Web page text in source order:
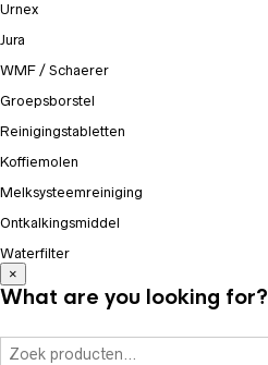
Urnex
Jura
WMF / Schaerer
Groepsborstel
Reinigingstabletten
Koffiemolen
Melksysteemreiniging
Ontkalkingsmiddel
Waterfilter
×
What are you looking for?